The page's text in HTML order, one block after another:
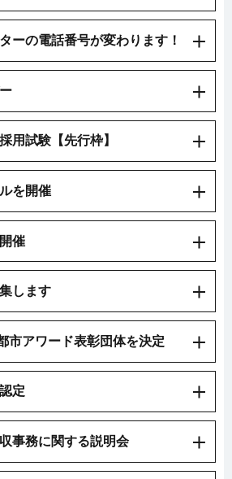
ーの電話番号が変わります！
用試験【先行枠】
を開催
催
します
市アワード表彰団体を決定
定
事務に関する説明会